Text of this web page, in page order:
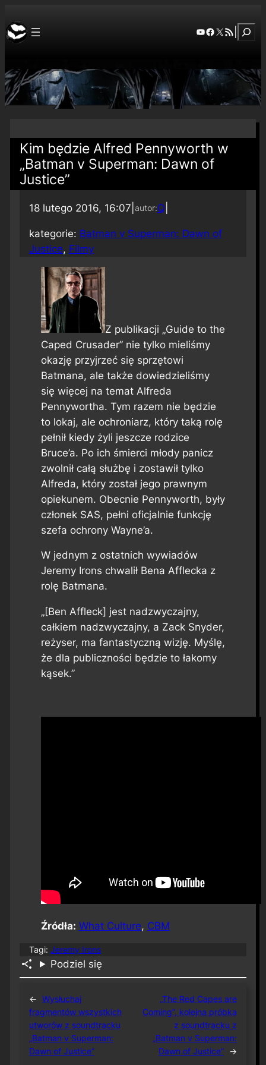
YouTube
Facebook
X RSS Feed
Kim będzie Alfred Pennyworth w
„Batman v Superman: Dawn of
Justice”
18 lutego 2016, 16:07 autor:Q
kategorie: Batman v Superman: Dawn of
Justice, Filmy
Z publikacji „Guide to the
Caped Crusader” nie tylko mieliśmy
okazję przyjrzeć się sprzętowi
Batmana, ale także dowiedzieliśmy
się więcej na temat Alfreda
Pennywortha. Tym razem nie będzie
to lokaj, ale ochroniarz, który taką rolę
pełnił kiedy żyli jeszcze rodzice
Bruce’a. Po ich śmierci młody panicz
zwolnił całą służbę i zostawił tylko
Alfreda, który został jego prawnym
opiekunem. Obecnie Pennyworth, były
członek SAS, pełni oficjalnie funkcję
szefa ochrony Wayne’a.
W jednym z ostatnich wywiadów
Jeremy Irons chwalił Bena Afflecka z
rolę Batmana.
„[Ben Affleck] jest nadzwyczajny,
całkiem nadzwyczajny, a Zack Snyder,
reżyser, ma fantastyczną wizję. Myślę,
że dla publiczności będzie to łakomy
kąsek.”
Źródła: What Culture, CBM
Tagi: Jeremy Irons
Podziel się
← Wysłuchaj
fragmentów wszystkich
utworów z soundtracku
„Batman v Superman:
Dawn of Justice”
„The Red Capes are
Coming”, kolejna próbka
z soundtracku z
„Batman v Superman:
Dawn of Justice” →